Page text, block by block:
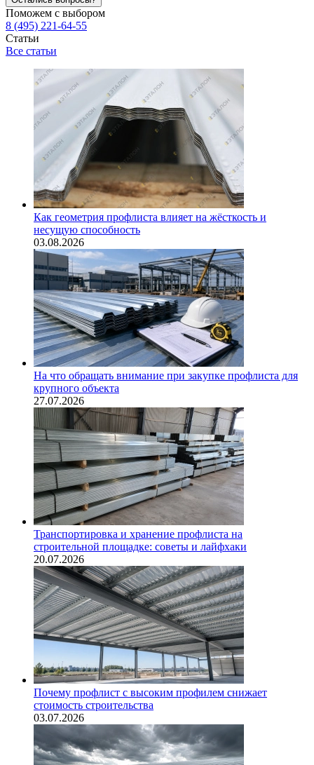
Поможем с выбором
8 (495) 221-64-55
Статьи
Все статьи
Как геометрия профлиста влияет на жёсткость и
несущую способность
03.08.2026
На что обращать внимание при закупке профлиста для
крупного объекта
27.07.2026
Транспортировка и хранение профлиста на
строительной площадке: советы и лайфхаки
20.07.2026
Почему профлист с высоким профилем снижает
стоимость строительства
03.07.2026